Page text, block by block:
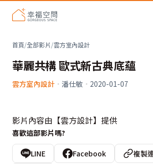
首頁/全部影片/雲方室內設計
華麗共構 歐式新古典底蘊
雲方室內設計 · 潘仕敏 · 2020-01-07
影片內容由【雲方設計】提供
喜歡這部影片嗎?
LINE Facebook 複製